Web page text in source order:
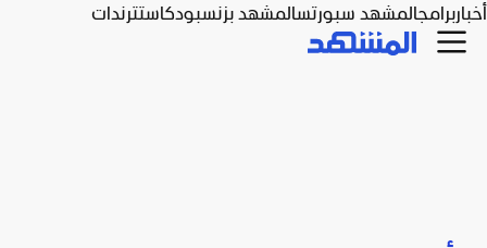
أخباربرامجالمشهد سبورتسالمشهد بزنسبودكاستترندات